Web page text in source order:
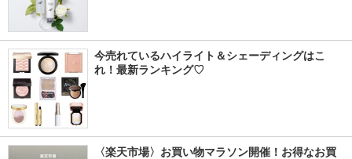
今売れているハイライト＆シェーディングはこ
れ！最新ランキング♡
〈楽天市場〉お買い物マラソン開催！お得なお買